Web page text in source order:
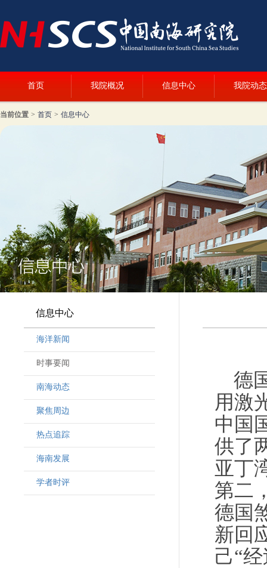
首页 我院概况 信息中心 我院动态
当前位置 > 首页 > 信息中心
信息中心
海洋新闻
时事要闻
南海动态
聚焦周边
热点追踪
海南发展
学者时评
德
用激
中国
供了
亚丁
第二
德国
新回
己“